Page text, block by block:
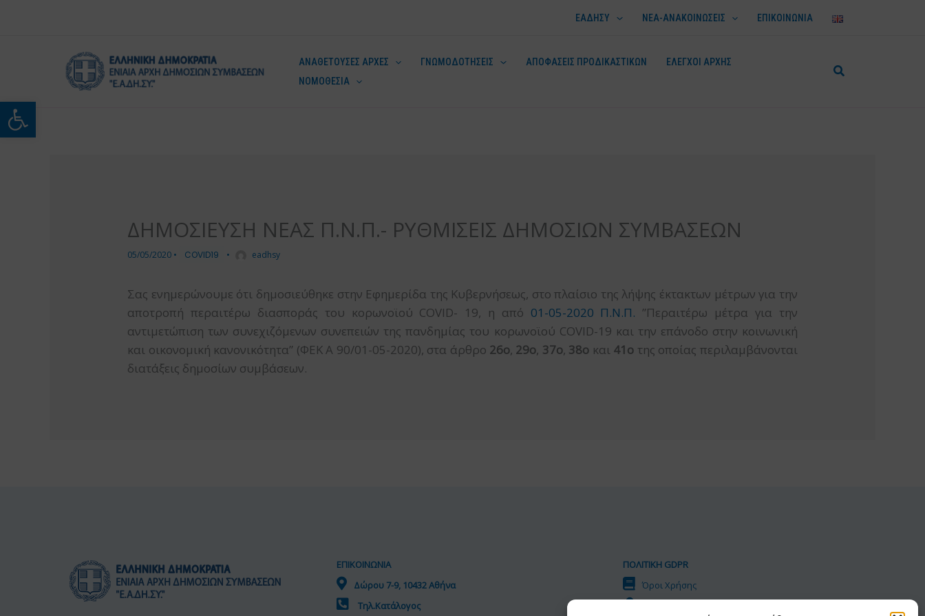
Ανοίξτε τη γραμμή εργαλείων
ΕΑΔΗΣΥ ΝΕΑ-ΑΝΑΚΟΙΝΩΣΕΙΣ ΕΠΙΚΟΙΝΩΝΙΑ
ΑΝΑΘΕΤΟΥΣΕΣ ΑΡΧΕΣ ΓΝΩΜΟΔΟΤΗΣΕΙΣ ΑΠΟΦΑΣΕΙΣ ΠΡΟΔΙΚΑΣΤΙΚΩΝ
ΕΛΕΓΧΟΙ ΑΡΧΗΣ
ΝΟΜΟΘΕΣΙΑ
ΔΗΜΟΣΙΕΥΣΗ ΝΕΑΣ Π.Ν.Π.- ΡΥΘΜΙΣΕΙΣ ΔΗΜΟΣΙΩΝ ΣΥΜΒΑΣΕΩΝ
05/05/2020 • COVID19 • eadhsy
Σας ενημερώνουμε ότι δημοσιεύθηκε στην Εφημερίδα της Κυβερνήσεως, στο πλαίσιο της λήψης έκτακτων μέτρων για την
αποτροπή περαιτέρω διασποράς του κορωνοϊού COVID- 19, η από 01-05-2020 Π.Ν.Π. ”Περαιτέρω μέτρα για την
αντιμετώπιση των συνεχιζόμενων συνεπειών της πανδημίας του κορωνοϊού COVID-19 και την επάνοδο στην κοινωνική
και οικονομική κανονικότητα” (ΦΕΚ Α 90/01-05-2020), στα άρθρο 26ο, 29ο, 37ο, 38ο και 41ο της οποίας περιλαμβάνονται
διατάξεις δημοσίων συμβάσεων.
ΕΠΙΚΟΙΝΩΝΙΑ
Δώρου 7-9, 10432 Αθήνα
Τηλ.Κατάλογος
ΠΟΛΙΤΙΚΗ GDPR
Όροι Χρήσης